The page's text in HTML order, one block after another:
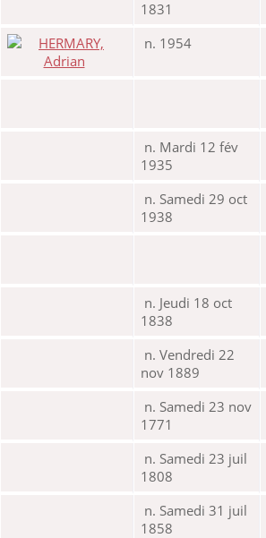
1831
n. 1954
n. Mardi 12 fév
1935
n. Samedi 29 oct
1938
n. Jeudi 18 oct
1838
n. Vendredi 22
nov 1889
n. Samedi 23 nov
1771
n. Samedi 23 juil
1808
n. Samedi 31 juil
1858